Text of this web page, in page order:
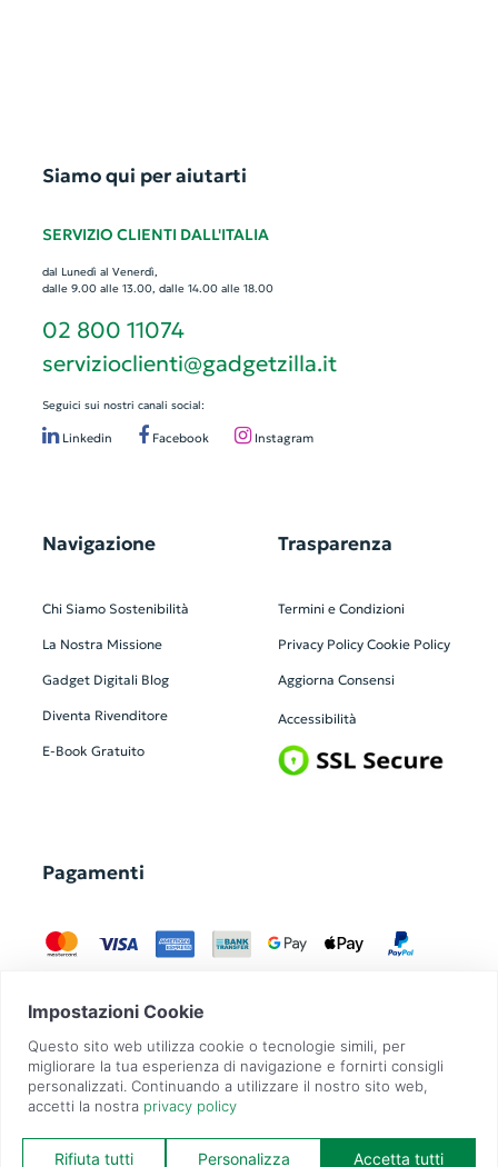
Siamo qui per aiutarti
SERVIZIO CLIENTI DALL'ITALIA
dal Lunedì al Venerdì,
dalle 9.00 alle 13.00, dalle 14.00 alle 18.00
02 800 11074
servizioclienti@gadgetzilla.it
Seguici sui nostri canali social:
Linkedin Facebook Instagram
Navigazione
Chi Siamo Sostenibilità
La Nostra Missione
Gadget Digitali Blog
Diventa Rivenditore
E-Book Gratuito
Trasparenza
Termini e Condizioni
Privacy Policy Cookie Policy
Aggiorna Consensi
Accessibilità
Pagamenti
GadgetZilla è un Brand di Overbi S.r.l.| realizzato con Contit
| © 2026 Tutti
i diritti riservati | P.IVA: 09351560967